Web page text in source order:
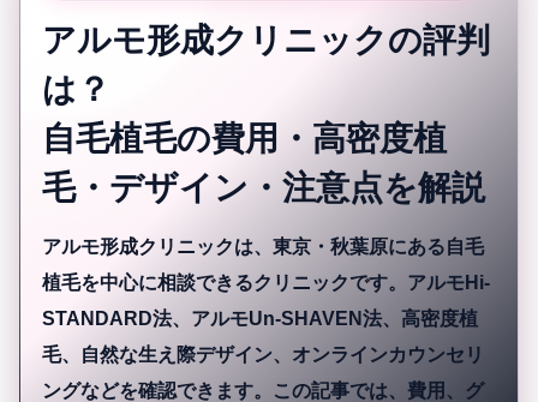
アルモ形成クリニックの評判
は？
自毛植毛の費用・高密度植
毛・デザイン・注意点を解説
アルモ形成クリニックは、東京・秋葉原にある自毛
植毛を中心に相談できるクリニックです。アルモHi-
STANDARD法、アルモUn-SHAVEN法、高密度植
毛、自然な生え際デザイン、オンラインカウンセリ
ングなどを確認できます。この記事では、費用、グ